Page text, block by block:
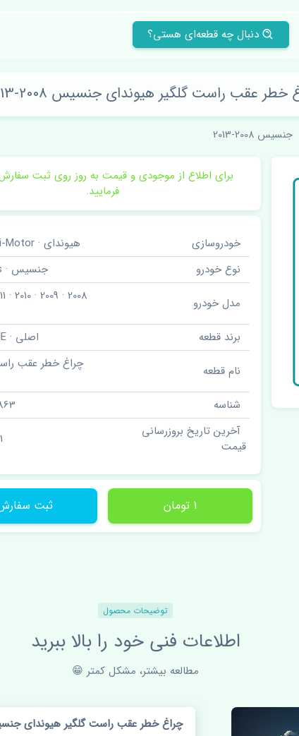
دنبال چه قطعه‌ای هستی؟
عقب راست گلگیر هیوندای جنسیس 2008-2013 اصلی
جنسیس 2008-2013
برای اطلاع از موجودی و قیمت به روز روی ثبت
فرمایید.
خودروسازی
هیوندای · Hyundai-Motor
نوع خودرو
جنسیس · Genesis
مدل خودرو
برند قطعه
اصلی · GENIUNE
نام قطعه
چراغ خطر عقب
شناسه
آخرین تاریخ بروزرسانی
قیمت
1 تومان ثبت
توضیحات محصول
اطلاعات فنی خود را بالا ببرید
مطالعه بیشتر، مشکل کمتر 😁
چراغ خطر عقب راست گلگیر هیوندای جنسیس 2008-2013